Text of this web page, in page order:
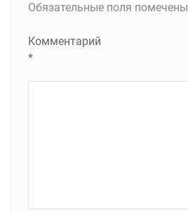
Обязательные поля помечены
Комментарий
*